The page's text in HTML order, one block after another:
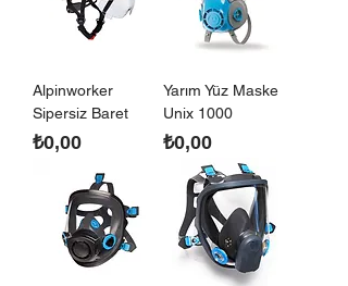
Alpinworker
Sipersiz Baret
Fiyat
₺0,00
Yarım Yüz Maske
Unix 1000
Fiyat
₺0,00